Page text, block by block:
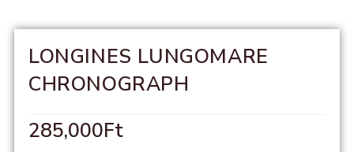
LONGINES LUNGOMARE
CHRONOGRAPH
285,000Ft